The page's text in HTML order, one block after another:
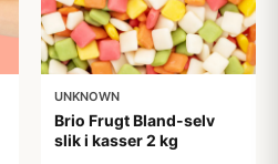
UNKNOWN
Brio Frugt Bland-selv
slik i kasser 2 kg